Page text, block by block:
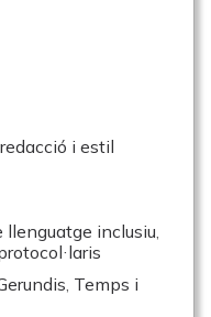
i estil
llenguatge inclusiu,
, Temps i